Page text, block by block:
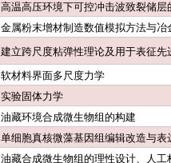
高温高压环境下可控冲击波致裂储层
金属粉末增材制造数值模拟方法与冶
建立跨尺度粘弹性理论及用于表征先
软材料界面多尺度力学
实验固体力学
油藏环境合成微生物组的构建
单细胞真核微藻基因组编辑改造与表
油藏合成微生物组的理性设计、人工